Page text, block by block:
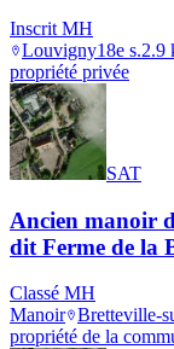
Inscrit MH
Louvigny18e s.2.9
propriété privée
SAT
Ancien manoir
dit Ferme de la
Classé MH
Manoir Bretteville-
propriété de la